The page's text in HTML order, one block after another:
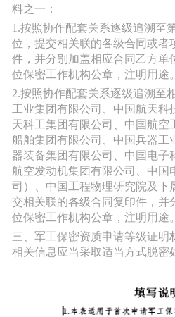
料之一：
1.按照协作配套关系逐级追溯至
位，提交相关联的各级合同或者
件，并分别加盖相应合同乙方单
位保密工作机构公章，注明用途。
2.按照协作配套关系逐级追溯至
工业集团有限公司、中国航天科
天科工集团有限公司、中国航空
船舶集团有限公司、中国兵器工
器装备集团有限公司、中国电子
航空发动机集团有限公司、中国
司）、中国工程物理研究院及下
交相关联的各级合同复印件，并
位保密工作机构公章，注明用途。
三、军工保密资质申请等级证明
相关信息应当采取适当方式脱密